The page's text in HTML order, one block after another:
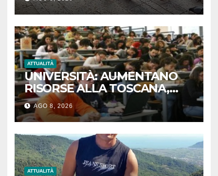
Toscana a tutela della salute
pubblica e del patrimonio
cittadino
ATTUALITÀ
UNIVERSITÀ: AUMENTANO
RISORSE ALLA TOSCANA,
OLTRE 720 MILIONI DAL MUR
AD ATENEI REGIONE
AGO 8, 2026
ATTUALITÀ